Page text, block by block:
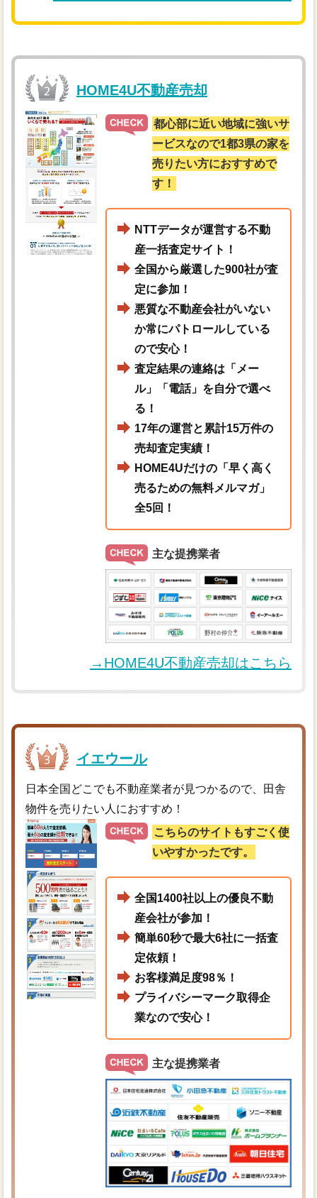
HOME4U不動産売却
都心部に近い地域に強いサ
ービスなので1都3県の家を
売りたい方におすすめで
す！
NTTデータが運営する不動
産一括査定サイト！
全国から厳選した900社が査
定に参加！
悪質な不動産会社がいない
か常にパトロールしている
ので安心！
査定結果の連絡は「メー
ル」「電話」を自分で選べ
る！
17年の運営と累計15万件の
売却査定実績！
HOME4Uだけの「早く高く
売るための無料メルマガ」
全5回！
主な提携業者
→HOME4U不動産売却はこちら
イエウール
日本全国どこでも不動産業者が見つかるので、田舎
物件を売りたい人におすすめ！
こちらのサイトもすごく使
いやすかったです。
全国1400社以上の優良不動
産会社が参加！
簡単60秒で最大6社に一括査
定依頼！
お客様満足度98％！
プライバシーマーク取得企
業なので安心！
主な提携業者